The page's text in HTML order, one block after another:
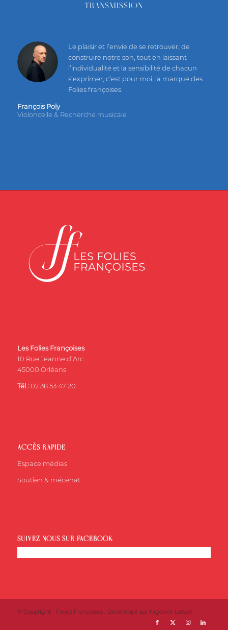
TRANSMISSION
Le plaisir et l’envie de se retrouver, de
construire notre son, tout en laissant
l’individualité et la sensibilité de chacun
s’exprimer, c’est pour moi, la marque des
Folies françoises.
François Poly
Violoncelle & Recherche musicale
Les Folies Françoises
10 Rue Jeanne d’Arc
45000 Orléans
Tél : 02 38 53 47 20
ACCÈS RAPIDE
Espace médias
Soutien & mécénat
SUIVEZ-NOUS SUR FACEBOOK
© Copyright - Folies Françoises | Développé par l'agence Larsen